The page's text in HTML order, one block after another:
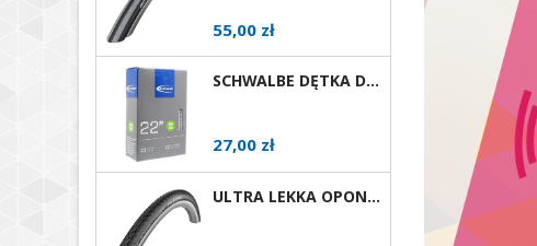
Cena
55,00 zł
SCHWALBE DĘTKA DO WÓZKA INWALIDZKIEGO 22X1 AV
Cena
27,00 zł
ULTRA LEKKA OPONA DO WÓZKA AKTYWNEGO SCHWALBE MARATHON PLUS EVOLUTION RÓŻNE ROZMIARY AV